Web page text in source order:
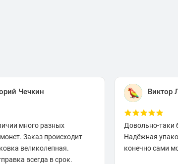
Чечкин
много разных
Заказ происходит
великолепная.
всегда в срок.
Виктор
Довольно-таки
Надёжная
конечно сами